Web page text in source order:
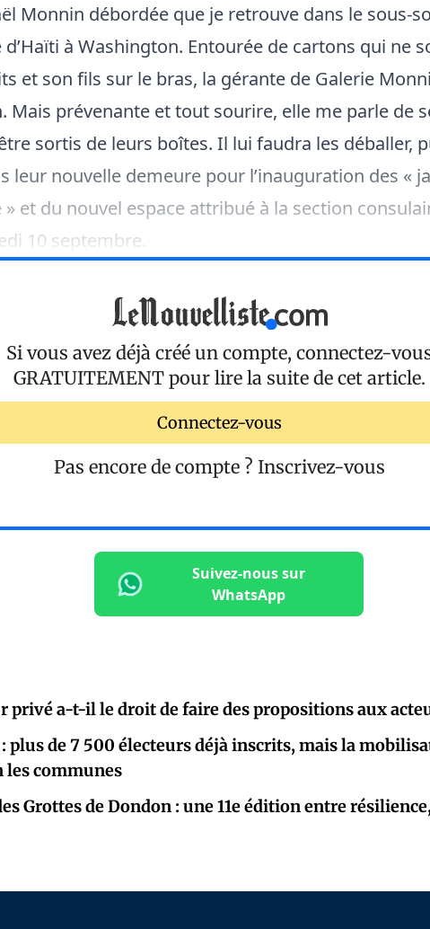
Monnin débordée que je retrouve dans le sous-
d’Haïti à Washington. Entourée de cartons qui ne
et son fils sur le bras, la gérante de Galerie
Mais prévenante et tout sourire, elle me parle de
sortis de leurs boîtes. Il lui faudra les déballer,
leur nouvelle demeure pour l’inauguration des «
» et du nouvel espace attribué à la section
10 septembre.
Si vous avez déjà créé un compte, connectez-
GRATUITEMENT pour lire la suite de cet article.
Connectez-vous
Pas encore de compte ? Inscrivez-vous
Suivez-nous sur
WhatsApp
privé a-t-il le droit de faire des propositions aux
plus de 7 500 électeurs déjà inscrits, mais la
les communes
Grottes de Dondon : une 11e édition entre